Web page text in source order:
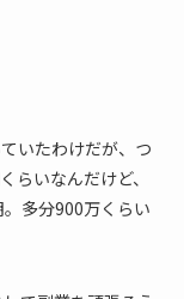
いたわけだが、つ
らいなんだけど、
多分900万くらい